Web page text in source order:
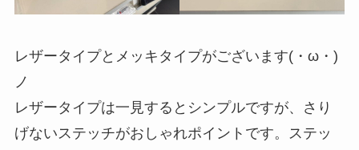
レザータイプとメッキタイプがございます(・ω・)
ノ
レザータイプは一見するとシンプルですが、さり
げないステッチがおしゃれポイントです。ステッ